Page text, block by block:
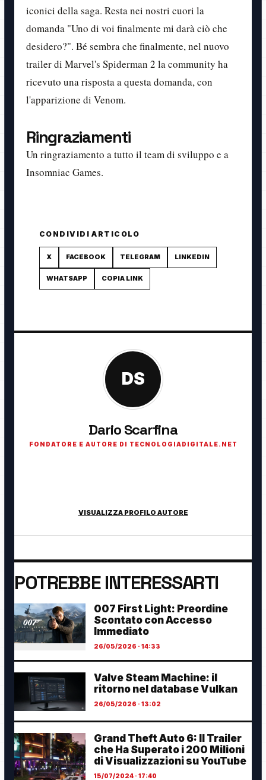
iconici della saga. Resta nei nostri cuori la
domanda "Uno di voi finalmente mi darà ciò che
desidero?". Bé sembra che finalmente, nel nuovo
trailer di Marvel's Spiderman 2 la community ha
ricevuto una risposta a questa domanda, con
l'apparizione di Venom.
Ringraziamenti
Un ringraziamento a tutto il team di sviluppo e a
Insomniac Games.
CONDIVIDI ARTICOLO
X FACEBOOK TELEGRAM LINKEDIN
WHATSAPP COPIA LINK
DS
Dario Scarfina
FONDATORE E AUTORE DI TECNOLOGIADIGITALE.NET
VISUALIZZA PROFILO AUTORE
POTREBBE INTERESSARTI
007 First Light: Preordine
Scontato con Accesso
Immediato
26/05/2026 · 14:33
Valve Steam Machine: il
ritorno nel database Vulkan
26/05/2026 · 13:02
Grand Theft Auto 6: Il Trailer
che Ha Superato i 200 Milioni
di Visualizzazioni su YouTube
15/07/2024 · 17:40